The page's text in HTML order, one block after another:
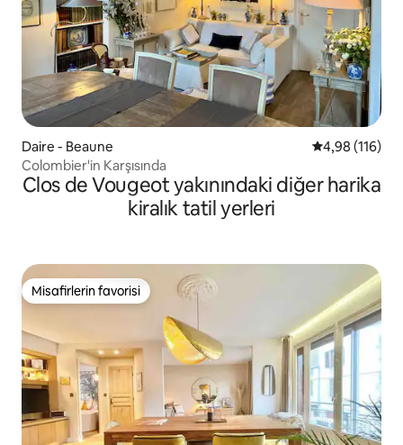
Daire - Beaune 5 üzerinden
4,98 (116)
Colombier'in Karşısında
Clos de Vougeot yakınındaki diğer harika
kiralık tatil yerleri
Misafirlerin favorisi
Misafirlerin favorisi